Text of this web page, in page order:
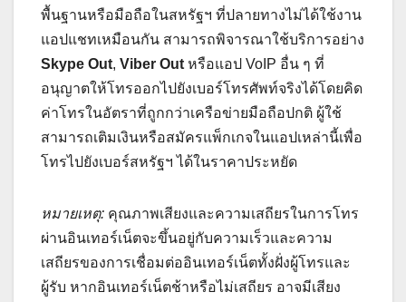
พื้นฐานหรือมือถือในสหรัฐฯ ที่ปลายทางไม่ได้ใช้งาน
แอปแชทเหมือนกัน สามารถพิจารณาใช้บริการอย่าง
Skype Out, Viber Out หรือแอป VoIP อื่น ๆ ที่
อนุญาตให้โทรออกไปยังเบอร์โทรศัพท์จริงได้โดยคิด
ค่าโทรในอัตราที่ถูกกว่าเครือข่ายมือถือปกติ ผู้ใช้
สามารถเติมเงินหรือสมัครแพ็กเกจในแอปเหล่านี้เพื่อ
โทรไปยังเบอร์สหรัฐฯ ได้ในราคาประหยัด
หมายเหตุ: คุณภาพเสียงและความเสถียรในการโทร
ผ่านอินเทอร์เน็ตจะขึ้นอยู่กับความเร็วและความ
เสถียรของการเชื่อมต่ออินเทอร์เน็ตทั้งฝั่งผู้โทรและ
ผู้รับ หากอินเทอร์เน็ตช้าหรือไม่เสถียร อาจมีเสียง